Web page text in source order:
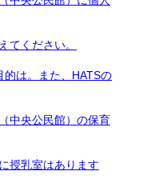
ください。
は。また、HATSの
中央公民館）の保育
授乳室はあります